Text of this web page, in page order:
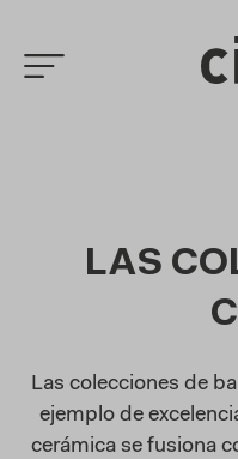
LAS
Las colecciones de
ejemplo de
cerámica se fusiona